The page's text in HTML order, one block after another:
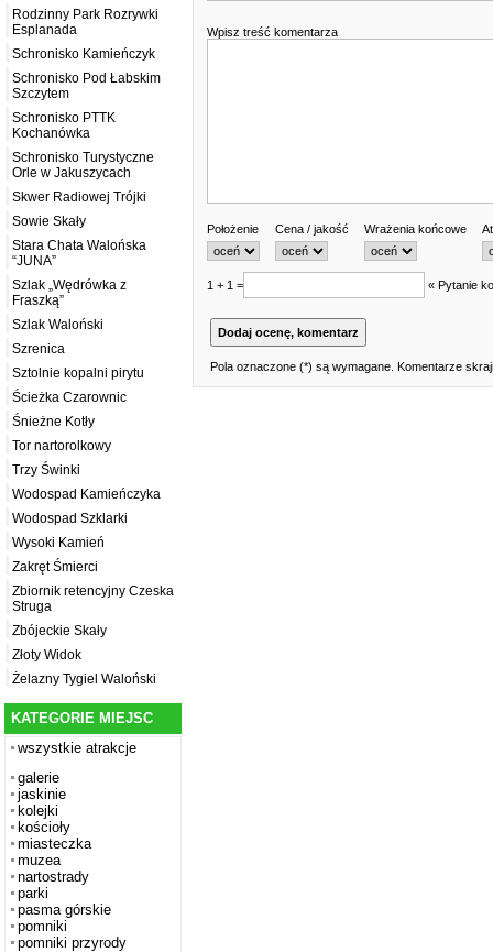
Rodzinny Park Rozrywki
Esplanada
Schronisko Kamieńczyk
Schronisko Pod Łabskim
Szczytem
Schronisko PTTK
Kochanówka
Schronisko Turystyczne
Orle w Jakuszycach
Skwer Radiowej Trójki
Sowie Skały
Stara Chata Walońska
“JUNA”
Szlak „Wędrówka z
Fraszką”
Szlak Waloński
Szrenica
Sztolnie kopalni pirytu
Ścieżka Czarownic
Śnieżne Kotły
Tor nartorolkowy
Trzy Świnki
Wodospad Kamieńczyka
Wodospad Szklarki
Wysoki Kamień
Zakręt Śmierci
Zbiornik retencyjny Czeska
Struga
Zbójeckie Skały
Złoty Widok
Żelazny Tygiel Waloński
KATEGORIE MIEJSC
wszystkie atrakcje
galerie
jaskinie
kolejki
kościoły
miasteczka
muzea
nartostrady
parki
pasma górskie
pomniki
pomniki przyrody
Wpisz treść komentarza
Położenie Cena / jakość Wrażenia końcowe
1 + 1 = « Pytanie
Pola oznaczone (*) są wymagane. Komentarze